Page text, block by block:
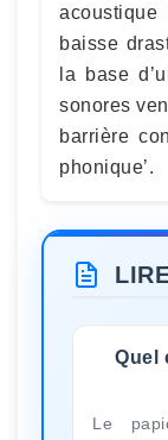
baisse
la base
sonores
barrière
phonique’.
Quel
Le